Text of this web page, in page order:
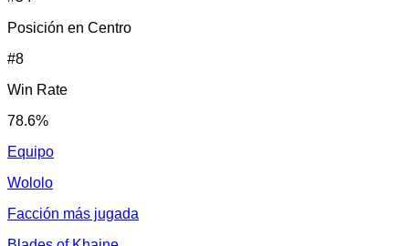
Posición en Centro
#8
Win Rate
78.6%
Equipo
Wololo
Facción más jugada